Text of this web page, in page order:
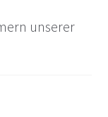
unserer